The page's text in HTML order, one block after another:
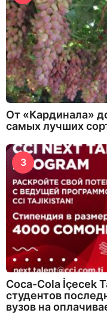
От «Кардинала»
самых лучших
3
Coca-Cola İçecek
студентов
вузов на